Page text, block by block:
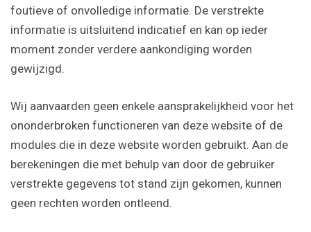
foutieve of onvolledige informatie. De verstrekte
informatie is uitsluitend indicatief en kan op ieder
moment zonder verdere aankondiging worden
gewijzigd.
Wij aanvaarden geen enkele aansprakelijkheid voor het
ononderbroken functioneren van deze website of de
modules die in deze website worden gebruikt. Aan de
berekeningen die met behulp van door de gebruiker
verstrekte gegevens tot stand zijn gekomen, kunnen
geen rechten worden ontleend.